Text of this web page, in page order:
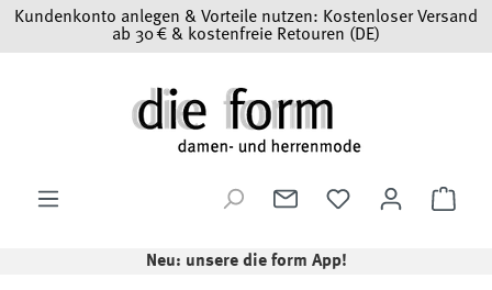
Zum Hauptinhalt springen
Kundenkonto anlegen & Vorteile nutzen: Kostenloser Versand
ab 30 € & kostenfreie Retouren (DE)
Neu: unsere die form App!